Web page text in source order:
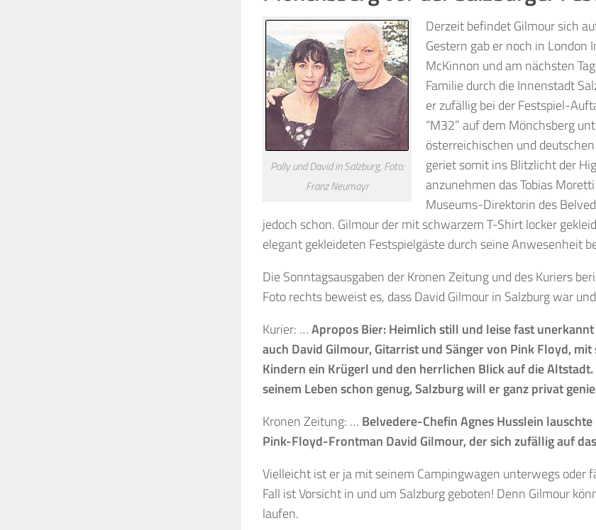
Polly und David in Salzburg, Foto:
Franz Neumayr
Derzeit befindet Gilmour sich
Gestern gab er noch in London
McKinnon und am nächsten
Familie durch die Innenstadt
er zufällig bei der Festspiel-
“M32” auf dem Mönchsberg
österreichischen und
geriet somit ins Blitzlicht der
anzunehmen das Tobias
Museums-Direktorin des
jedoch schon. Gilmour der mit schwarzem T-Shirt locker
elegant gekleideten Festspielgäste durch seine Anwesenheit
Die Sonntagsausgaben der Kronen Zeitung und des Kuriers
Foto rechts beweist es, dass David Gilmour in Salzburg war
Kurier: …Apropos Bier: Heimlich still und leise fast
auch David Gilmour, Gitarrist und Sänger von Pink Floyd,
Kindern ein Krügerl und den herrlichen Blick auf die
seinem Leben schon genug, Salzburg will er ganz privat
Kronen Zeitung: … Belvedere-Chefin Agnes Husslein
Pink-Floyd-Frontman David Gilmour, der sich zufällig auf
Vielleicht ist er ja mit seinem Campingwagen unterwegs oder
Fall ist Vorsicht in und um Salzburg geboten! Denn Gilmour
laufen.